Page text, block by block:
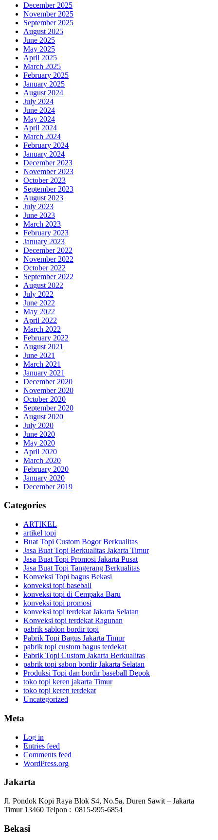
December 2025
November 2025
September 2025
August 2025
June 2025
May 2025
April 2025
March 2025
February 2025
January 2025
August 2024
July 2024
June 2024
May 2024
April 2024
March 2024
February 2024
January 2024
December 2023
November 2023
October 2023
September 2023
August 2023
July 2023
June 2023
March 2023
February 2023
January 2023
December 2022
November 2022
October 2022
September 2022
August 2022
July 2022
June 2022
May 2022
April 2022
March 2022
February 2022
August 2021
June 2021
March 2021
January 2021
December 2020
November 2020
October 2020
September 2020
August 2020
July 2020
June 2020
May 2020
April 2020
March 2020
February 2020
January 2020
December 2019
Categories
ARTIKEL
artikel topi
Buat Topi Custom Bogor Berkualitas
Jasa Buat Topi Berkualitas Jakarta Timur
Jasa Buat Topi Promosi Jakarta Pusat
Jasa Buat Topi Tangerang Berkualitas
Konveksi Topi bagus Bekasi
konveksi topi baseball
konveksi topi di Cempaka Baru
konveksi topi promosi
konveksi topi terdekat Jakarta Selatan
Konveksi topi terdekat Ragunan
pabrik sablon bordir topi
Pabrik Topi Bagus Jakarta Timur
pabrik topi custom bagus terdekat
Pabrik Topi Custom Jakarta Berkualitas
pabrik topi sabon bordir Jakarta Selatan
Produksi Topi dan bordir baseball Depok
toko topi keren jakarta Timur
toko topi keren terdekat
Uncategorized
Meta
Log in
Entries feed
Comments feed
WordPress.org
Jakarta
Jl. Pondok Kopi Raya Blok S4, No.5a, Duren Sawit – Jakarta
Timur 13460 Telpon : 0815-995-6854
Bekasi